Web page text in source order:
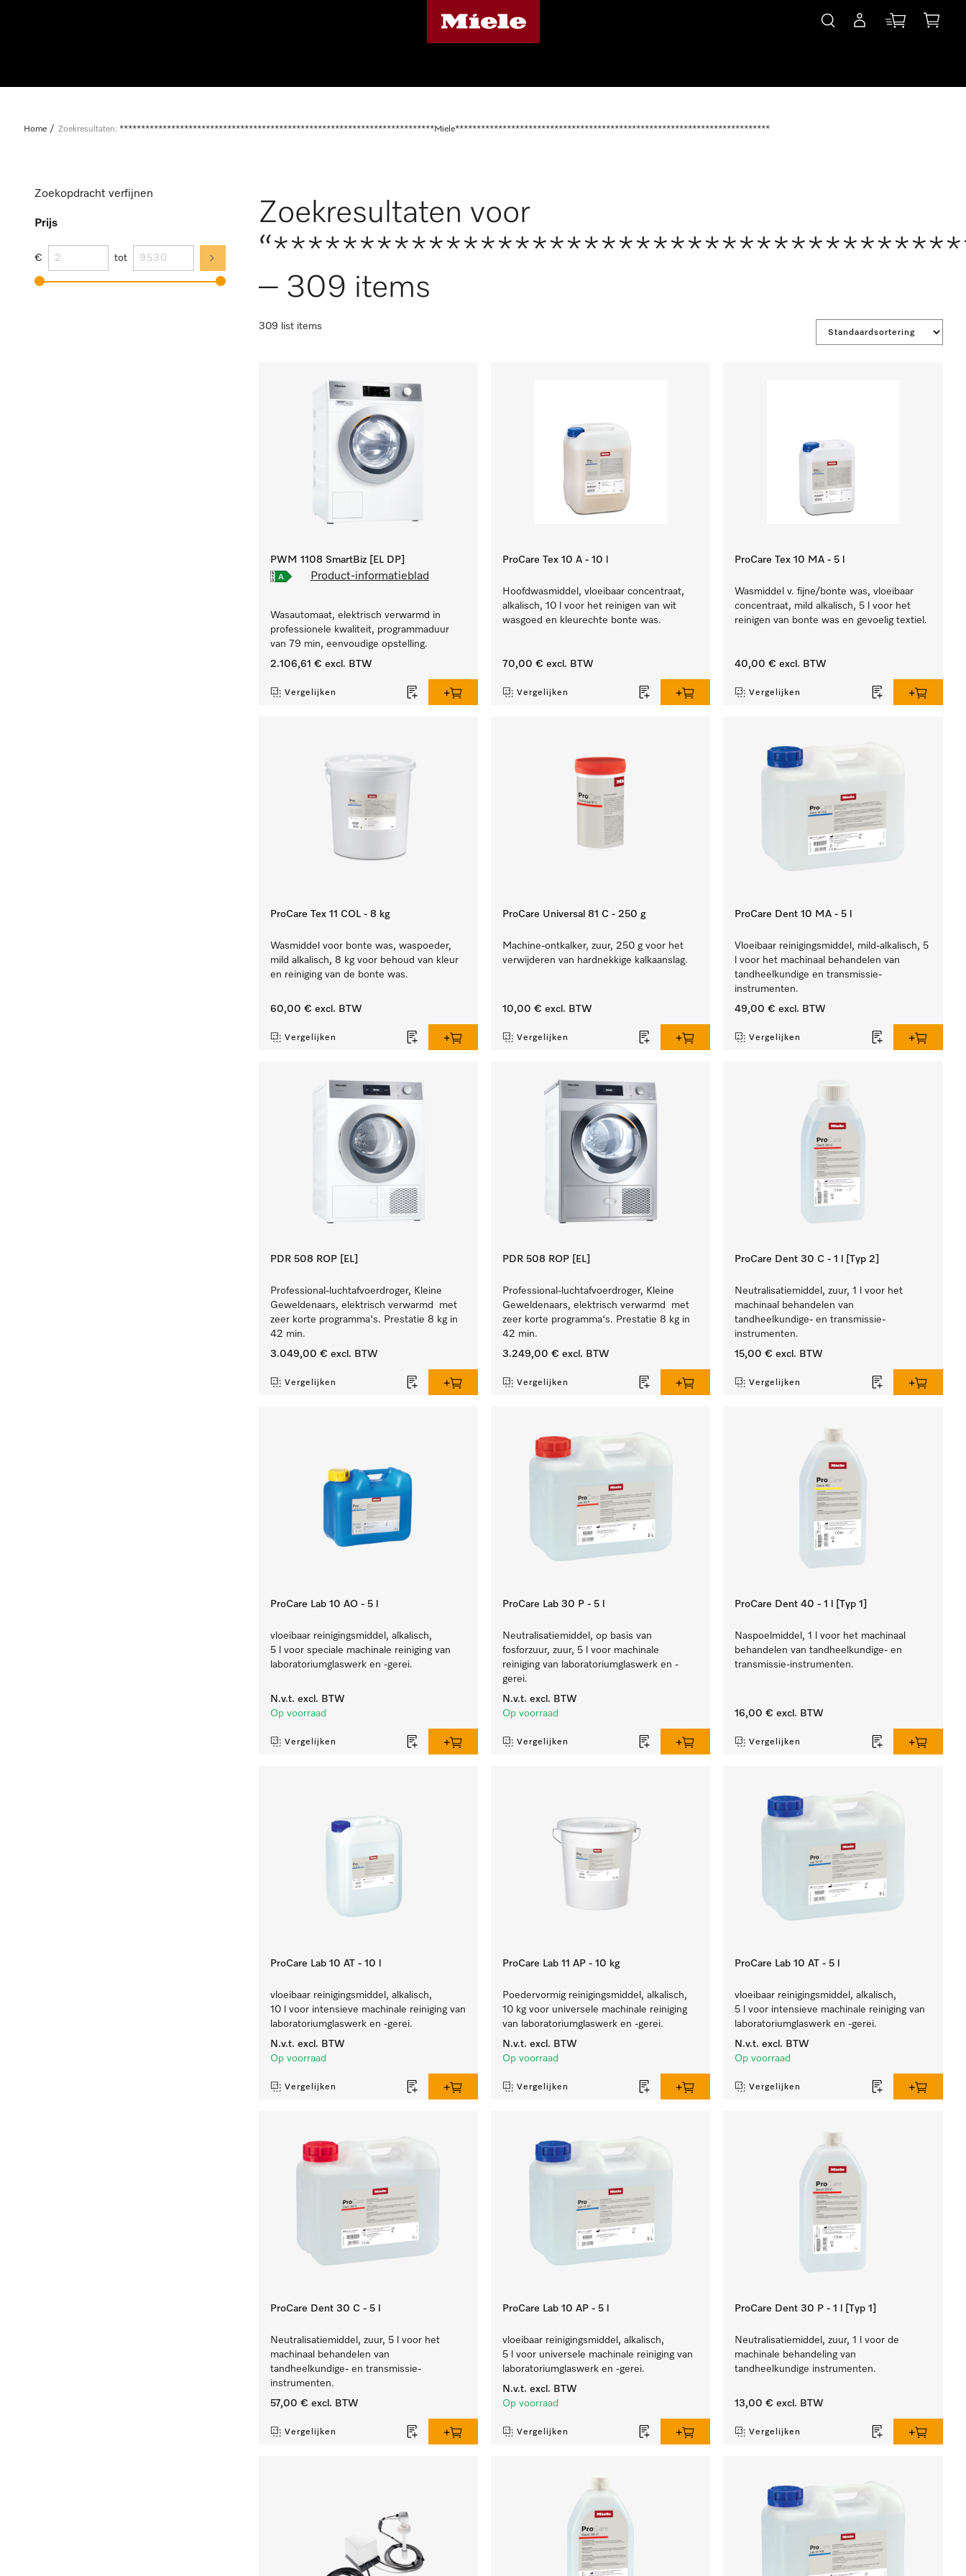
Home Zoekresultaten: *************************************************************************Miele*************************************************************************
Zoekopdracht verfijnen
Prijs
€ tot
Zoekresultaten voor
– 309 items
309 list items
PWM 1108 SmartBiz [EL DP]
Product-informatieblad
Wasautomaat, elektrisch verwarmd in
professionele kwaliteit, programmaduur
van 79 min, eenvoudige opstelling.
2.106,61 € excl. BTW
Vergelijken
ProCare Tex 10 A - 10 l
Hoofdwasmiddel, vloeibaar concentraat,
alkalisch, 10 l voor het reinigen van wit
wasgoed en kleurechte bonte was.
70,00 € excl. BTW
Vergelijken
ProCare Tex 10 MA - 5 l
Wasmiddel v. fijne/bonte was, vloeibaar
concentraat, mild alkalisch, 5 l voor het
reinigen van bonte was en gevoelig textiel.
40,00 € excl. BTW
Vergelijken
ProCare Tex 11 COL - 8 kg
Wasmiddel voor bonte was, waspoeder,
mild alkalisch, 8 kg voor behoud van kleur
en reiniging van de bonte was.
60,00 € excl. BTW
Vergelijken
ProCare Universal 81 C - 250 g
Machine-ontkalker, zuur, 250 g voor het
verwijderen van hardnekkige kalkaanslag.
10,00 € excl. BTW
Vergelijken
ProCare Dent 10 MA - 5 l
Vloeibaar reinigingsmiddel, mild-alkalisch, 5
l voor het machinaal behandelen van
tandheelkundige en transmissie-
instrumenten.
49,00 € excl. BTW
Vergelijken
PDR 508 ROP [EL]
Professional-luchtafvoerdroger, Kleine
Geweldenaars, elektrisch verwarmd met
zeer korte programma's. Prestatie 8 kg in
42 min.
3.049,00 € excl. BTW
Vergelijken
PDR 508 ROP [EL]
Professional-luchtafvoerdroger, Kleine
Geweldenaars, elektrisch verwarmd met
zeer korte programma's. Prestatie 8 kg in
42 min.
3.249,00 € excl. BTW
Vergelijken
ProCare Dent 30 C - 1 l [Typ 2]
Neutralisatiemiddel, zuur, 1 l voor het
machinaal behandelen van
tandheelkundige- en transmissie-
instrumenten.
15,00 € excl. BTW
Vergelijken
ProCare Lab 10 AO - 5 l
vloeibaar reinigingsmiddel, alkalisch,
5 l voor speciale machinale reiniging van
laboratoriumglaswerk en -gerei.
N.v.t. excl. BTW
Op voorraad
Vergelijken
ProCare Lab 30 P - 5 l
Neutralisatiemiddel, op basis van
fosforzuur, zuur, 5 l voor machinale
reiniging van laboratoriumglaswerk en -
gerei.
N.v.t. excl. BTW
Op voorraad
Vergelijken
ProCare Dent 40 - 1 l [Typ 1]
Naspoelmiddel, 1 l voor het machinaal
behandelen van tandheelkundige- en
transmissie-instrumenten.
16,00 € excl. BTW
Vergelijken
ProCare Lab 10 AT - 10 l
vloeibaar reinigingsmiddel, alkalisch,
10 l voor intensieve machinale reiniging van
laboratoriumglaswerk en -gerei.
N.v.t. excl. BTW
Op voorraad
Vergelijken
ProCare Lab 11 AP - 10 kg
Poedervormig reinigingsmiddel, alkalisch,
10 kg voor universele machinale reiniging
van laboratoriumglaswerk en -gerei.
N.v.t. excl. BTW
Op voorraad
Vergelijken
ProCare Lab 10 AT - 5 l
vloeibaar reinigingsmiddel, alkalisch,
5 l voor intensieve machinale reiniging van
laboratoriumglaswerk en -gerei.
N.v.t. excl. BTW
Op voorraad
Vergelijken
ProCare Dent 30 C - 5 l
Neutralisatiemiddel, zuur, 5 l voor het
machinaal behandelen van
tandheelkundige- en transmissie-
instrumenten.
57,00 € excl. BTW
Vergelijken
ProCare Lab 10 AP - 5 l
vloeibaar reinigingsmiddel, alkalisch,
5 l voor universele machinale reiniging van
laboratoriumglaswerk en -gerei.
N.v.t. excl. BTW
Op voorraad
Vergelijken
ProCare Dent 30 P - 1 l [Typ 1]
Neutralisatiemiddel, zuur, 1 l voor de
machinale behandeling van
tandheelkundige instrumenten.
13,00 € excl. BTW
Vergelijken